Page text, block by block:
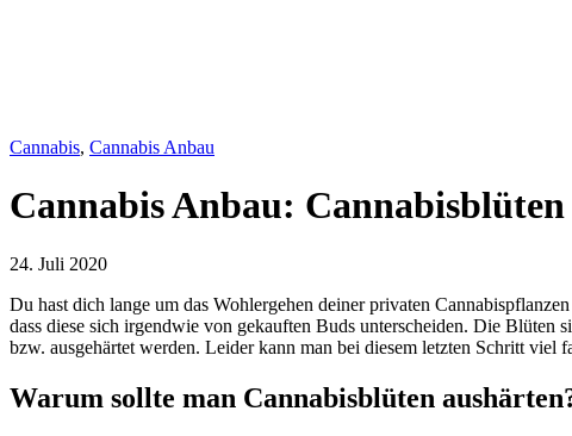
Cannabis, Cannabis Anbau
Cannabis Anbau:
24. Juli 2020
Du hast dich lange um das Wohlergehen deiner privaten
dass diese sich irgendwie von gekauften Buds unterscheiden. Die
bzw. ausgehärtet werden. Leider kann man bei diesem letzten Schritt
Warum sollte man Cannabisblüten